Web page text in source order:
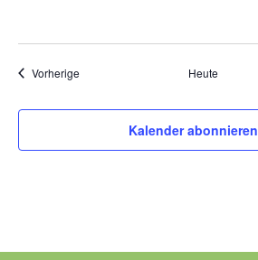
VorherigeVeranstaltungen Heute
Kalender abonnieren